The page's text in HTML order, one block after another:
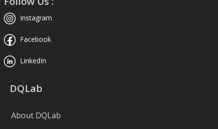
Instagram
Facebook
LinkedIn
DQLab
About DQLab